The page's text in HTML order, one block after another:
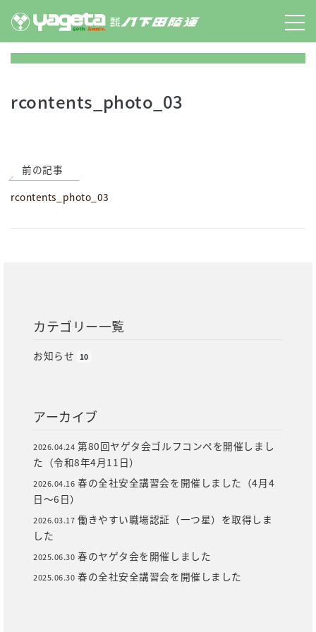
content
rcontents_photo_03
前の記事
rcontents_photo_03
カテゴリー一覧
お知らせ 10
アーカイブ
2026.04.24 第80回ヤゲタ会ゴルフコンペを開催しまし
た（令和8年4月11日）
2026.04.16 春の全社安全講習会を開催しました（4月4
日～6日）
2026.03.17 働きやすい職場認証（一つ星）を取得しま
した
2025.06.30 春のヤゲタ会を開催しました
2025.06.30 春の全社安全講習会を開催しました